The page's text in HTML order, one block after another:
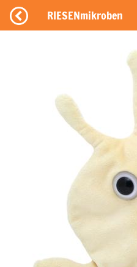
RIESENmikroben